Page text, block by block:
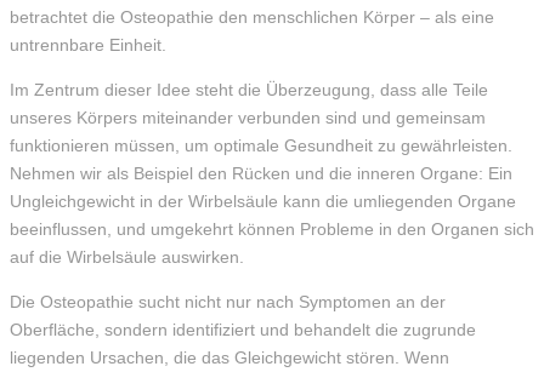
betrachtet die Osteopathie den menschlichen Körper – als eine
untrennbare Einheit.
Im Zentrum dieser Idee steht die Überzeugung, dass alle Teile
unseres Körpers miteinander verbunden sind und gemeinsam
funktionieren müssen, um optimale Gesundheit zu gewährleisten.
Nehmen wir als Beispiel den Rücken und die inneren Organe: Ein
Ungleichgewicht in der Wirbelsäule kann die umliegenden Organe
beeinflussen, und umgekehrt können Probleme in den Organen sich
auf die Wirbelsäule auswirken.
Die Osteopathie sucht nicht nur nach Symptomen an der
Oberfläche, sondern identifiziert und behandelt die zugrunde
liegenden Ursachen, die das Gleichgewicht stören. Wenn